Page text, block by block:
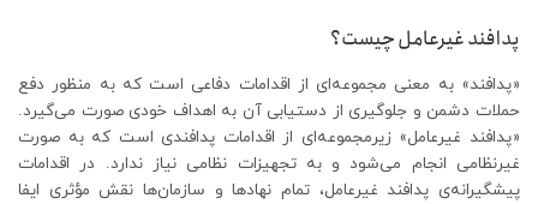
پدافند غیرعامل چیست؟
«پدافند» به معنی مجموعه‌ای از اقدامات دفاعی است که به منظور دفع
حملات دشمن و جلوگیری از دستیابی آن به اهداف خودی صورت می‌گیرد.
«پدافند غیرعامل» زیرمجموعه‌ای از اقدامات پدافندی است که به صورت
غیرنظامی انجام می‌شود و به تجهیزات نظامی نیاز ندارد. در اقدامات
پیشگیرانه‌ی پدافند غیرعامل، تمام نهادها و سازمان‌ها نقش مؤثری ایفا